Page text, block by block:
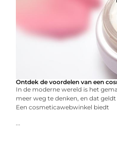
Ontdek de voordelen van een
In de moderne wereld is het
meer weg te denken, en dat
Een cosmeticawebwinkel biedt
...